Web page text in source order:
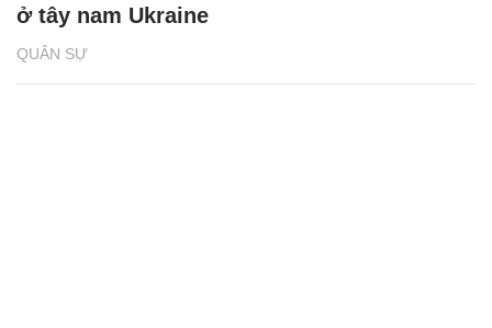
QUÂN SỰ
ở tây nam Ukraine